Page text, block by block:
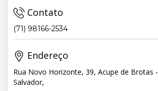
Contato
(71) 98166-2534
Endereço
Rua Novo Horizonte, 39, Acupe de Brotas -
Salvador,